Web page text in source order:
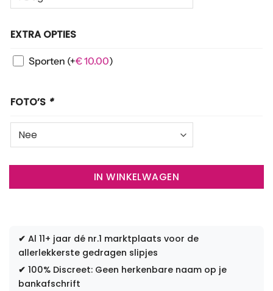
EXTRA OPTIES
Sporten (+€10.00)
FOTO’S *
IN WINKELWAGEN
✔ Al 11+ jaar dé nr.1 marktplaats voor de
allerlekkerste gedragen slipjes
✔ 100% Discreet: Geen herkenbare naam op je
bankafschrift